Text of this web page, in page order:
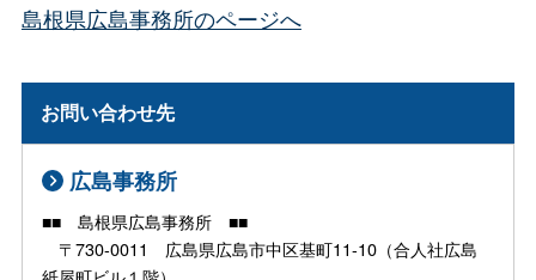
島根県広島事務所のページへ
お問い合わせ先
広島事務所
■■ 島根県広島事務所 ■■
〒730-0011 広島県広島市中区基町11-10（合人社広島